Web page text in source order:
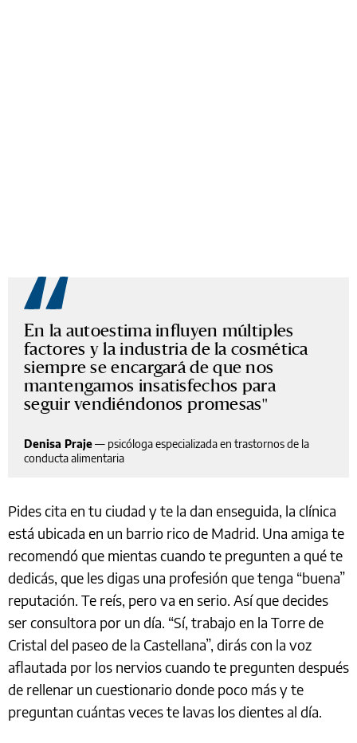
En la autoestima influyen múltiples
factores y la industria de la cosmética
siempre se encargará de que nos
mantengamos insatisfechos para
seguir vendiéndonos promesas
Denisa Praje— psicóloga especializada en trastornos de la
conducta alimentaria
Pides cita en tu ciudad y te la dan enseguida, la clínica
está ubicada en un barrio rico de Madrid. Una amiga te
recomendó que mientas cuando te pregunten a qué te
dedicás, que les digas una profesión que tenga “buena”
reputación. Te reís, pero va en serio. Así que decides
ser consultora por un día. “Sí, trabajo en la Torre de
Cristal del paseo de la Castellana”, dirás con la voz
aflautada por los nervios cuando te pregunten después
de rellenar un cuestionario donde poco más y te
preguntan cuántas veces te lavas los dientes al día.